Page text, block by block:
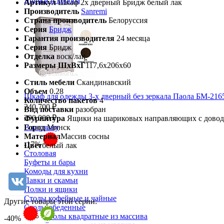
Шкаф для одежды 3-х дверный без зеркала Паола БМ-
240 700 ₽
290 000 ₽
В корзину
-17%
Столовая
Буфеты и бары
Комоды для кухни
Лавки и скамьи
Полки и ящики
Столы кофейные и чайные
Столы обеденные
Столы квадратные из массива
Артикул Шкаф 2х дверный Бридж белый лак
Производитель Sanremi
Страна производитель Белоруссия
Серия Бридж
Гарантия производителя 24 месяца
Серия Бридж
Отделка воск/лак
Размеры ШхВхГ117,6х206х60
Стиль мебели Скандинавский
Объем 0.28
Количество пакетов 4
Вид поставки разобран
Фурнитура Ящики на шариковых направляющих с
Город Минск
МатериалМассив сосны
Цветбелый лак
Другие товары этой серии:
-40%